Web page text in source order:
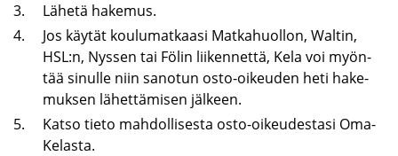
Lä­he­tä ha­ke­mus.
Jos käy­tät kou­lu­mat­kaa­si Mat­ka­huol­lon, Waltin,
HSL:n, Nys­sen tai Fölin lii­ken­net­tä, Kela voi myön­
tää si­nul­le niin sa­no­tun osto-​oikeuden heti ha­ke­
muk­sen lä­het­tä­mi­sen jäl­keen.
Katso tieto mah­dol­li­ses­ta osto-​oikeudestasi Oma­
Ke­las­ta.